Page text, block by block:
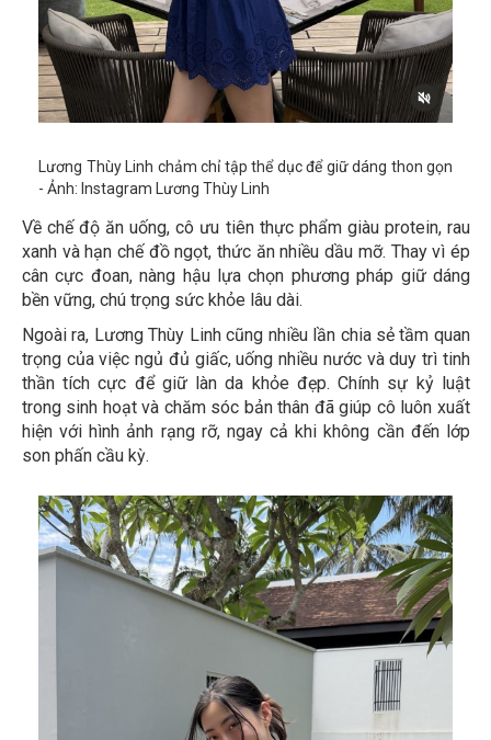
Lương Thùy Linh chảm chỉ tập thể dục để giữ dáng thon gọn
- Ảnh: Instagram Lương Thùy Linh
Về chế độ ăn uống, cô ưu tiên thực phẩm giàu protein, rau
xanh và hạn chế đồ ngọt, thức ăn nhiều dầu mỡ. Thay vì ép
cân cực đoan, nàng hậu lựa chọn phương pháp giữ dáng
bền vững, chú trọng sức khỏe lâu dài.
Ngoài ra, Lương Thùy Linh cũng nhiều lần chia sẻ tầm quan
trọng của việc ngủ đủ giấc, uống nhiều nước và duy trì tinh
thần tích cực để giữ làn da khỏe đẹp. Chính sự kỷ luật
trong sinh hoạt và chăm sóc bản thân đã giúp cô luôn xuất
hiện với hình ảnh rạng rỡ, ngay cả khi không cần đến lớp
son phấn cầu kỳ.